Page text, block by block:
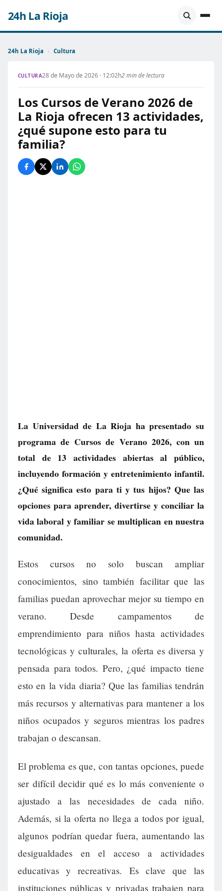
24h La Rioja
24h La Rioja › Cultura
CULTURA28 de Mayo de 2026 · 12:02h2 min de lectura
Los Cursos de Verano 2026 de
La Rioja ofrecen 13 actividades,
¿qué supone esto para tu
familia?
La Universidad de La Rioja ha presentado su
programa de Cursos de Verano 2026, con un
total de 13 actividades abiertas al público,
incluyendo formación y entretenimiento infantil.
¿Qué significa esto para ti y tus hijos? Que las
opciones para aprender, divertirse y conciliar la
vida laboral y familiar se multiplican en nuestra
comunidad.
Estos cursos no solo buscan ampliar
conocimientos, sino también facilitar que las
familias puedan aprovechar mejor su tiempo en
verano. Desde campamentos de
emprendimiento para niños hasta actividades
tecnológicas y culturales, la oferta es diversa y
pensada para todos. Pero, ¿qué impacto tiene
esto en la vida diaria? Que las familias tendrán
más recursos y alternativas para mantener a los
niños ocupados y seguros mientras los padres
trabajan o descansan.
El problema es que, con tantas opciones, puede
ser difícil decidir qué es lo más conveniente o
ajustado a las necesidades de cada niño.
Además, si la oferta no llega a todos por igual,
algunos podrían quedar fuera, aumentando las
desigualdades en el acceso a actividades
educativas y recreativas. Es clave que las
instituciones públicas y privadas trabajen para